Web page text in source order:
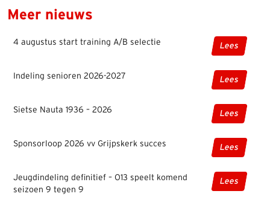
Meer nieuws
4 augustus start training A/B selectie Lees
Indeling senioren 2026-2027 Lees
Sietse Nauta 1936 – 2026 Lees
Sponsorloop 2026 vv Grijpskerk succes Lees
Jeugdindeling definitief – O13 speelt komend
seizoen 9 tegen 9
Lees